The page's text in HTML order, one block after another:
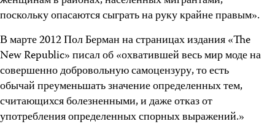
поскольку опасаются сыграть на руку крайне правым».
В марте 2012 Пол Берман на страницах издания «The
New Republic» писал об «охватившей весь мир моде на
совершенно добровольную самоцензуру, то есть
обычай преуменьшать значение определенных тем,
считающихся болезненными, и даже отказ от
употребления определенных спорных выражений.»